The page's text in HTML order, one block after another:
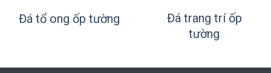
Đá tổ ong ốp tường
Đá trang trí ốp
tường